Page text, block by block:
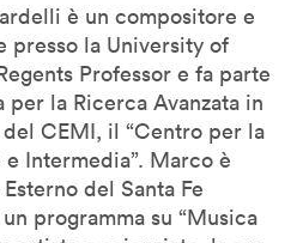
è un compositore e
presso la University of
Professor e fa parte
per la Ricerca Avanzata in
CEMI, il “Centro per la
Intermedia”. Marco è
del Santa Fe
programma su “Musica